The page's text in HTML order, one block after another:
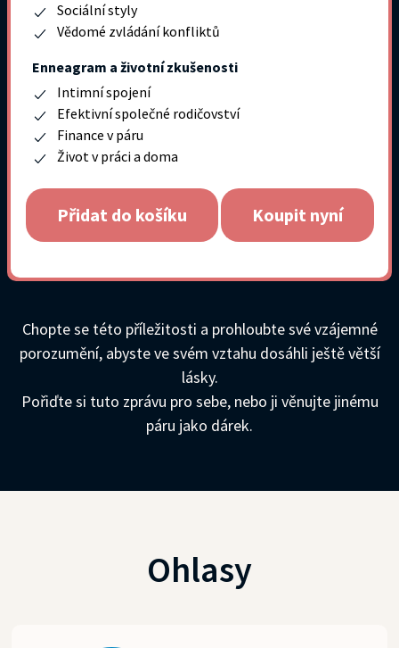
Sociální styly
Vědomé zvládání konfliktů
Enneagram a životní zkušenosti
Intimní spojení
Efektivní společné rodičovství
Finance v páru
Život v práci a doma
Přidat do košíku Koupit nyní
Chopte se této příležitosti a prohloubte své vzájemné
porozumění, abyste ve svém vztahu dosáhli ještě větší
lásky.
Pořiďte si tuto zprávu pro sebe, nebo ji věnujte jinému
páru jako dárek.
Ohlasy